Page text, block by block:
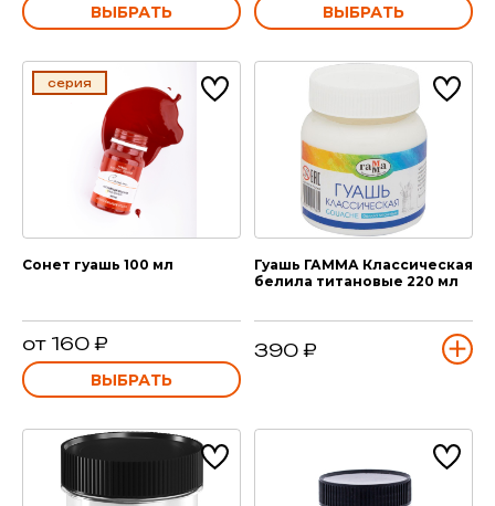
ВЫБРАТЬ ВЫБРАТЬ
серия
Сонет гуашь 100 мл
от 160 ₽
ВЫБРАТЬ
Гуашь ГАММА Классическая
белила титановые 220 мл
390 ₽